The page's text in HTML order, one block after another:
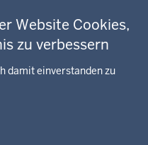
Website Cookies,
zu verbessern
damit einverstanden zu